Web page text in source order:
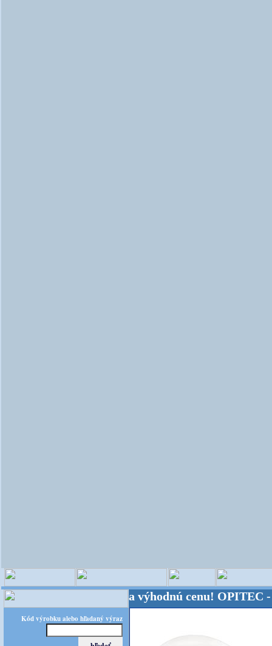
Kód výrobku alebo hľadaný výraz
- Kvalita za výhodnú cenu! OPITEC -